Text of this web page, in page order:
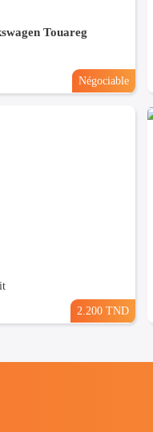
Touareg
Négociable
2.200 TND